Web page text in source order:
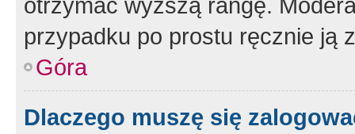
przypadku po prostu ręcznie ją
Góra
Dlaczego muszę się